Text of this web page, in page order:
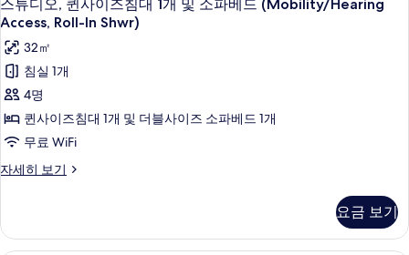
모
두
보
기
(Mobility/Hearing
Accessible,
Tub)
자
세
히
보
튜
디
오,
퀸
사
이
즈
1
스튜디오, 퀸사이즈침대 1개 및 소파베드 (Mobility/Hearing
Access, Roll-In Shwr)
32㎡
침실 1개
4명
퀸사이즈침대 1개 및 더블사이즈 소파베드 1개
무료 WiFi
자세히 보기
스
퀸
사
요금 보기